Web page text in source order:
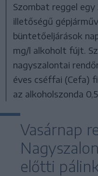
Szombat reggel egy
illetőségű
büntetőeljárások
mg/l alkoholt fújt.
nagyszalontai
éves cséffai (Cefa)
az alkoholszonda
Vasárnap
előtti